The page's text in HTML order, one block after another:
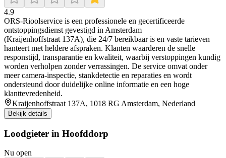
4.9
ORS‑Rioolservice is een professionele en gecertificeerde
ontstoppingsdienst gevestigd in Amsterdam
(Kraijenhoffstraat 137A), die 24/7 bereikbaar is en vaste tarieven
hanteert met heldere afspraken. Klanten waarderen de snelle
responstijd, transparantie en kwaliteit, waarbij verstoppingen kundig
worden verholpen zonder verrassingen. De service omvat onder
meer camera‑inspectie, stankdetectie en reparaties en wordt
ondersteund door duidelijke online informatie en een hoge
klanttevredenheid.
Kraijenhoffstraat 137A, 1018 RG Amsterdam, Nederland
Bekijk details
Loodgieter in Hoofddorp
Nu open